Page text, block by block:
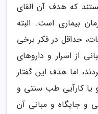
که هدف آن القای
بیماری است. البته
حداقل در فکر برخی
از اسرار و داروهای
اما هدف این گفتار
یا کارآیی طب سنتی و
جایگاه و مبانی آن